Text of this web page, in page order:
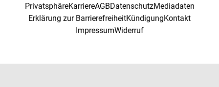
PrivatsphäreKarriereAGBDatenschutzMediadaten
Erklärung zur BarrierefreiheitKündigungKontakt
ImpressumWiderruf